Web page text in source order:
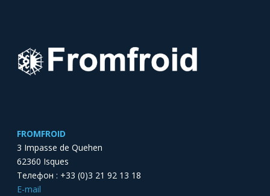
FROMFROID
3 Impasse de Quehen
62360 Isques
Телефон : +33 (0)3 21 92 13 18
E-mail